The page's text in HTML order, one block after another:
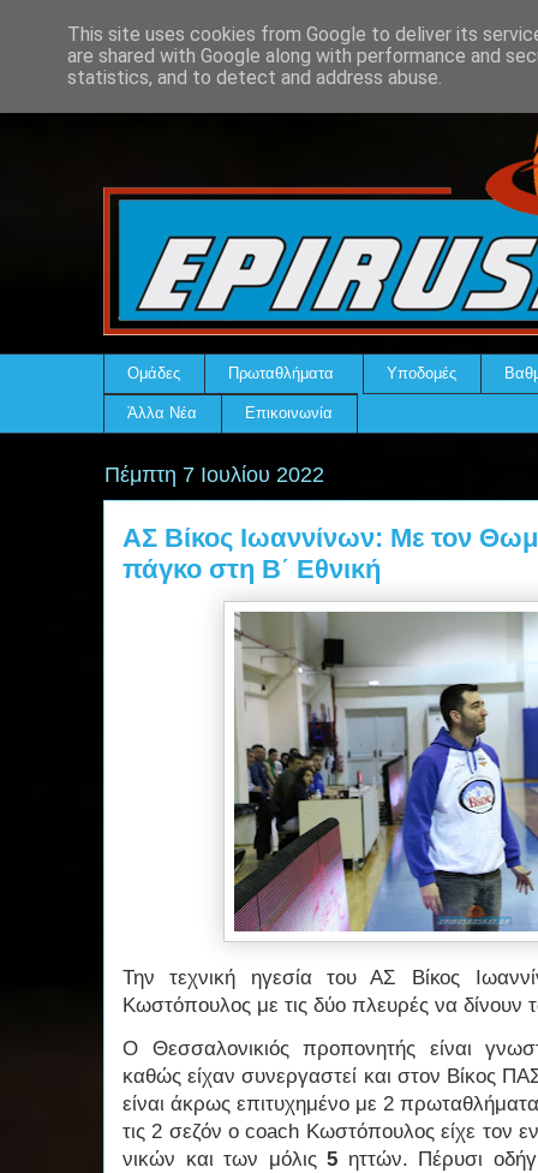
Ομάδες Πρωταθλήματα Υποδομές
Άλλα Νέα Επικοινωνία
Πέμπτη 7 Ιουλίου 2022
ΑΣ Βίκος Ιωαννίνων: Με τον
πάγκο στη Β΄ Εθνική
Την τεχνική ηγεσία του ΑΣ Βίκος
Κωστόπουλος με τις δύο πλευρές να δίνουν
Ο Θεσσαλονικιός προπονητής είναι
καθώς είχαν συνεργαστεί και στον Βίκος
είναι άκρως επιτυχημένο με 2
τις 2 σεζόν ο coach Κωστόπουλος είχε τον
νικών και των μόλις5 ηττών. Πέρυσι
This site uses cookies from Google to deliver its
are shared with Google along with performance and
statistics, and to detect and address abuse.